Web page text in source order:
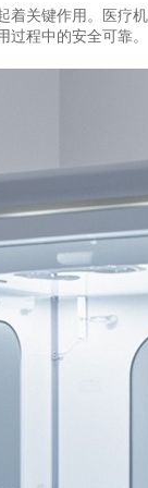
着关键作用。医疗
程中的安全可靠。